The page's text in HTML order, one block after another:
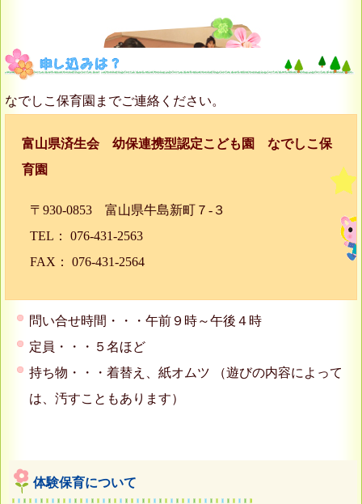
なでしこ保育園までご連絡ください。
富山県済生会 幼保連携型認定こども園 なでしこ保
育園
〒930-0853 富山県牛島新町７-３
TEL： 076-431-2563
FAX： 076-431-2564
問い合せ時間・・・午前９時～午後４時
定員・・・５名ほど
持ち物・・・着替え、紙オムツ （遊びの内容によって
は、汚すこともあります）
体験保育について